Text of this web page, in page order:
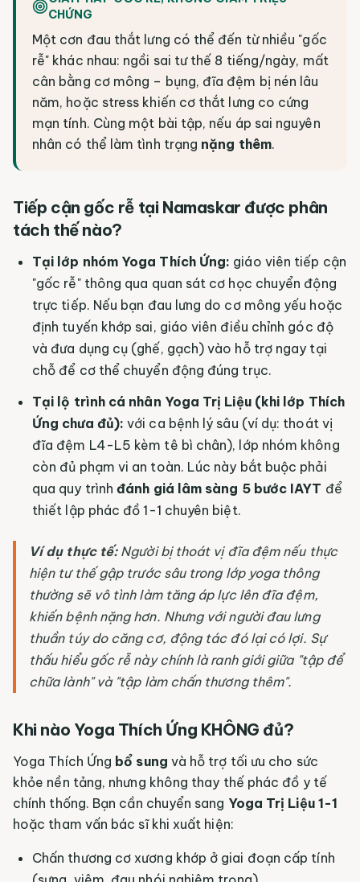
CHỨNG
Một cơn đau thắt lưng có thể đến từ nhiều "gốc
rễ" khác nhau: ngồi sai tư thế 8 tiếng/ngày, mất
cân bằng cơ mông – bụng, đĩa đệm bị nén lâu
năm, hoặc stress khiến cơ thắt lưng co cứng
mạn tính. Cùng một bài tập, nếu áp sai nguyên
nhân có thể làm tình trạng nặng thêm.
Tiếp cận gốc rễ tại Namaskar được phân
tách thế nào?
Tại lớp nhóm Yoga Thích Ứng: giáo viên tiếp cận
"gốc rễ" thông qua quan sát cơ học chuyển động
trực tiếp. Nếu bạn đau lưng do cơ mông yếu hoặc
định tuyến khớp sai, giáo viên điều chỉnh góc độ
và đưa dụng cụ (ghế, gạch) vào hỗ trợ ngay tại
chỗ để cơ thể chuyển động đúng trục.
Tại lộ trình cá nhân Yoga Trị Liệu (khi lớp Thích
Ứng chưa đủ): với ca bệnh lý sâu (ví dụ: thoát vị
đĩa đệm L4-L5 kèm tê bì chân), lớp nhóm không
còn đủ phạm vi an toàn. Lúc này bắt buộc phải
qua quy trình đánh giá lâm sàng 5 bước IAYT để
thiết lập phác đồ 1-1 chuyên biệt.
Ví dụ thực tế:Người bị thoát vị đĩa đệm nếu thực
hiện tư thế gập trước sâu trong lớp yoga thông
thường sẽ vô tình làm tăng áp lực lên đĩa đệm,
khiến bệnh nặng hơn. Nhưng với người đau lưng
thuần túy do căng cơ, động tác đó lại có lợi. Sự
thấu hiểu gốc rễ này chính là ranh giới giữa "tập để
chữa lành" và "tập làm chấn thương thêm".
Khi nào Yoga Thích Ứng KHÔNG đủ?
Yoga Thích Ứng bổ sung và hỗ trợ tối ưu cho sức
khỏe nền tảng, nhưng không thay thế phác đồ y tế
chính thống. Bạn cần chuyển sang Yoga Trị Liệu 1-1
hoặc tham vấn bác sĩ khi xuất hiện:
Chấn thương cơ xương khớp ở giai đoạn cấp tính